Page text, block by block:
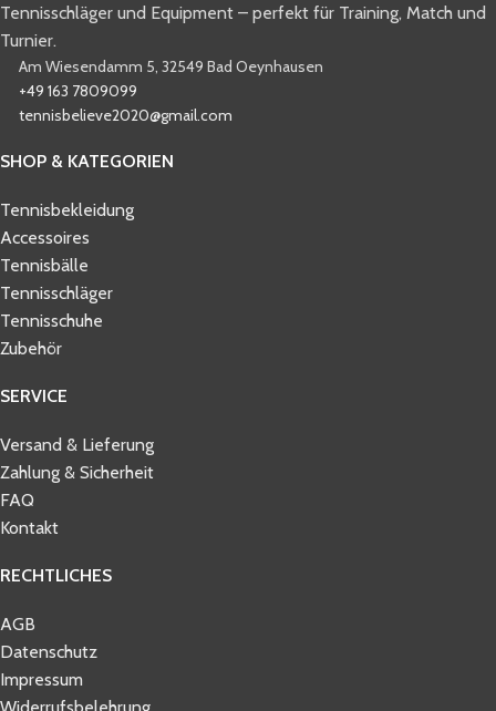
Tennisschläger und Equipment – perfekt für Training, Match und
Turnier.
Am Wiesendamm 5, 32549 Bad Oeynhausen
+49 163 7809099
tennisbelieve2020@gmail.com
SHOP & KATEGORIEN
Tennisbekleidung
Accessoires
Tennisbälle
Tennisschläger
Tennisschuhe
Zubehör
SERVICE
Versand & Lieferung
Zahlung & Sicherheit
FAQ
Kontakt
RECHTLICHES
AGB
Datenschutz
Impressum
Widerrufsbelehrung